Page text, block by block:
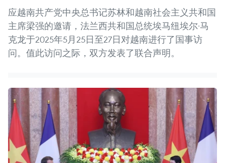
应越南共产党中央总书记苏林和越南社会主义共和国
主席梁强的邀请，法兰西共和国总统埃马纽埃尔·马
克龙于2025年5月25日至27日对越南进行了国事访
问。值此访问之际，双方发表了联合声明。